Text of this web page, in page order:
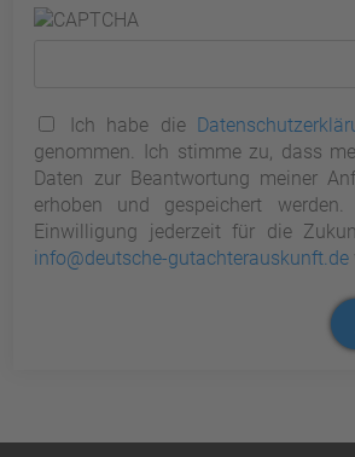
Ich habe die
genommen. Ich stimme zu, dass
Daten zur Beantwortung meiner
erhoben und gespeichert
Einwilligung jederzeit für die
info@deutsche-gutachterauskunft.de